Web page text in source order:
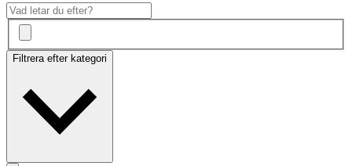
Filtrera efter kategori